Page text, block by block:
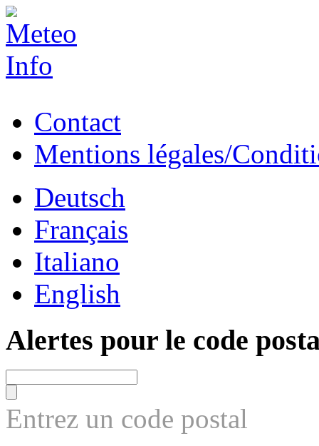
Contact
Mentions légales/
Deutsch
Français
Italiano
English
Alertes pour le code
Entrez un code postal